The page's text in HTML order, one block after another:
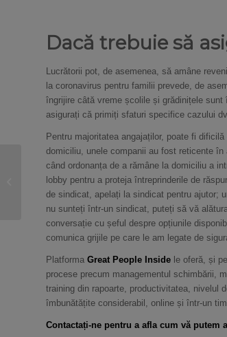
Dacă trebuie să
Lucrătorii pot, de asemenea, să amâne
la coronavirus pentru familii prevede, de
îngrijire câtă vreme școlile și grădinițele
asigurați că primiți sfaturi specifice cazului
Pentru majoritatea angajaților, poate fi
domiciliu, unele companii au fost reticente
când ordonanța de a rămâne la domiciliu a
lobby pentru a proteja întreprinderile de
de sindicat, apelați la sindicat pentru ajutor;
nu sunteți într-un sindicat, puteți să vă
conversație cu șeful despre opțiunile
comunica grijile pe care le am legate de
Platforma Great People Inside le oferă, și
procese precum managementul schimbării,
training din rapoarte, productivitatea, nivelul
îmbunătățite considerabil, online și într-un
Contactați-ne pentru a afla cum vă putem
5 Schimbări la care să
vă așteptați la locul de
muncă după COVID-19